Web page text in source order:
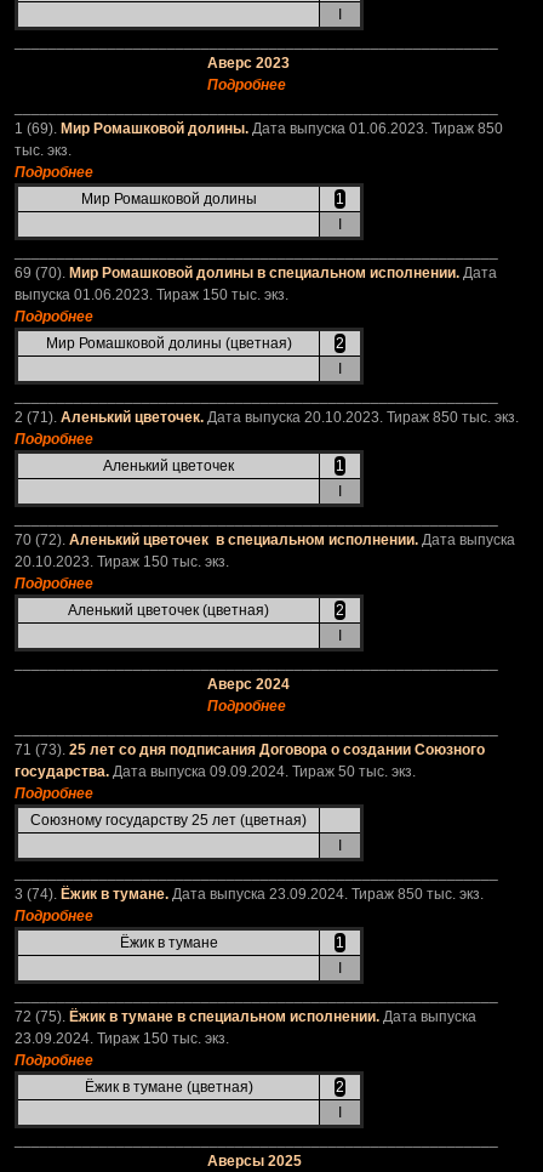
Аверс 2023
Подробнее
1 (69). Мир Ромашковой долины. Дата выпуска 01.06.2023. Тираж 850
тыс. экз.
Подробнее
Мир Ромашковой долины
1
69 (70). Мир Ромашковой долины в специальном исполнении. Дата
выпуска 01.06.2023. Тираж 150 тыс. экз.
Подробнее
Мир Ромашковой долины (цветная)
2
2 (71). Аленький цветочек. Дата выпуска 20.10.2023. Тираж 850 тыс. экз.
Подробнее
Аленький цветочек
1
70 (72). Аленький цветочек в специальном исполнении. Дата выпуска
20.10.2023. Тираж 150 тыс. экз.
Подробнее
Аленький цветочек (цветная)
2
Аверс 2024
Подробнее
71 (73). 25 лет со дня подписания Договора о создании Союзного
государства. Дата выпуска 09.09.2024. Тираж 50 тыс. экз.
Подробнее
Союзному государству 25 лет (цветная)
3 (74). Ёжик в тумане. Дата выпуска 23.09.2024. Тираж 850 тыс. экз.
Подробнее
Ёжик в тумане
1
72 (75). Ёжик в тумане в специальном исполнении. Дата выпуска
23.09.2024. Тираж 150 тыс. экз.
Подробнее
Ёжик в тумане (цветная)
2
Аверсы 2025